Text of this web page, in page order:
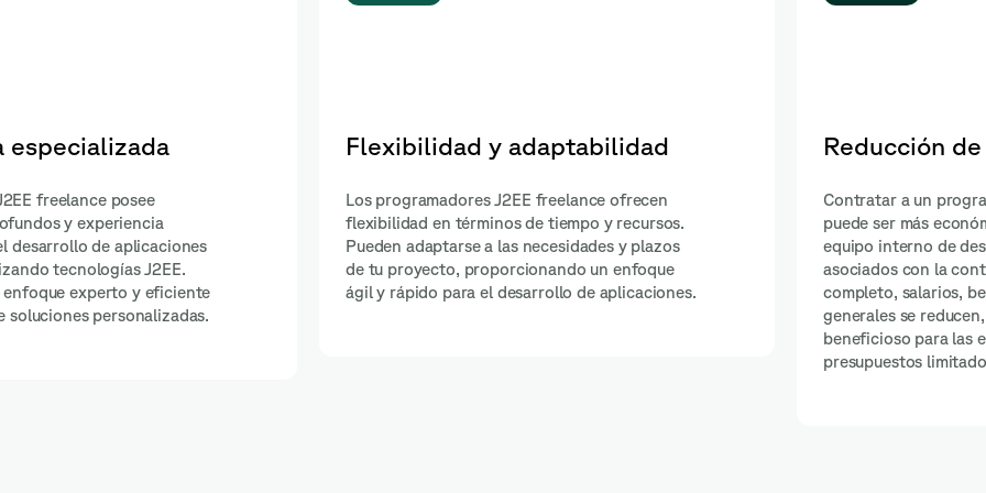
ofrecen
y recursos.
y plazos
enfoque
aplicaciones.
Reducción de costos
Contratar a un programador J2EE freelance
puede ser más económico que mantener un
equipo interno de desarrollo. Los costos
asociados con la contratación a tiempo
completo, salarios, beneficios y gastos
Comunicación directa
Al trabajar directamente con un
J2EE freelance, existe una
directa y rápida. Esto permite una
comprensión de los requisitos del
intercambio de ideas y toma de